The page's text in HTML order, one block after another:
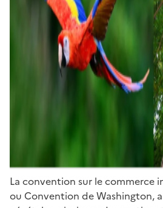
La convention sur le commerce
ou Convention de Washington,